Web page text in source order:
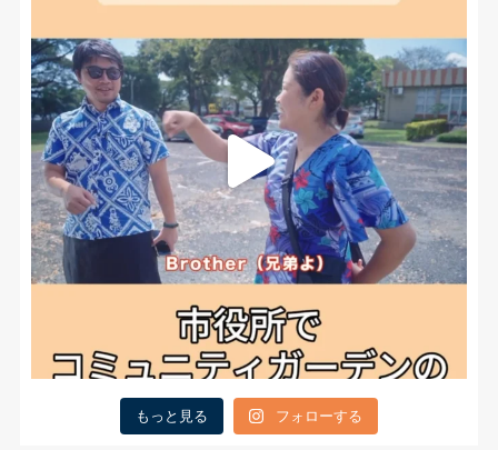
もっと見る フォローする